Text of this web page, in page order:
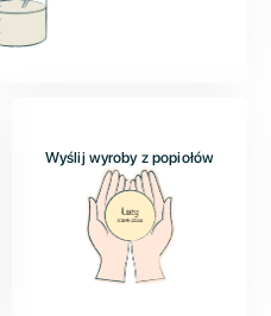
Wyślij wyroby z popiołów